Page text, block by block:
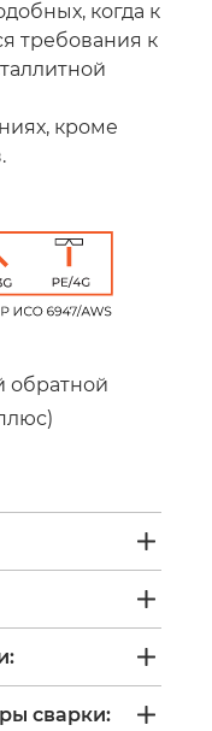
когда к
требования к
кроме
обратной
сварки: